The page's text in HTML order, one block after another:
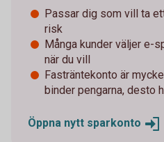
Passar dig som vill ta
risk
Många kunder väljer e-
när du vill
Fasträntekonto är
binder pengarna, desto
Öppna nytt sparkonto